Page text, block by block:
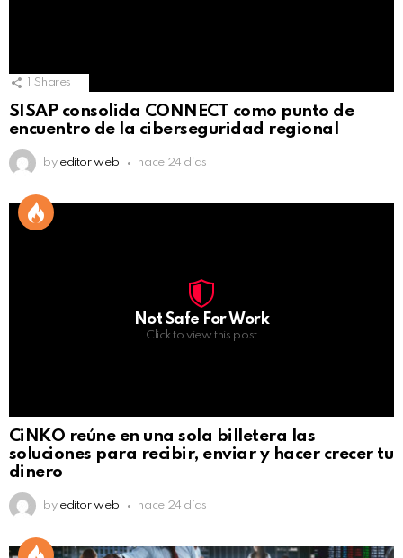
Shares
SISAP consolida CONNECT como punto de
encuentro de la ciberseguridad regional
by editor web hace 24 días
Not Safe For Work
Click to view this post
CiNKO reúne en una sola billetera las
soluciones para recibir, enviar y hacer crecer tu
dinero
by editor web hace 24 días